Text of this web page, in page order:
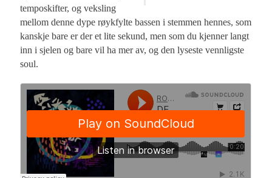
temposkifter, og veksling
mellom denne dype røykfylte bassen i stemmen hennes, som
kanskje bare er der et lite sekund, men som du kjenner langt
inn i sjelen og bare vil ha mer av, og den lyseste vennligste
soul.